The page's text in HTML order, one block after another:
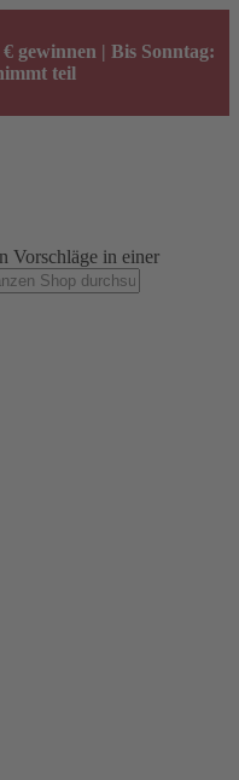
gewinnen | Bis Sonntag:
teil
Vorschläge in einer